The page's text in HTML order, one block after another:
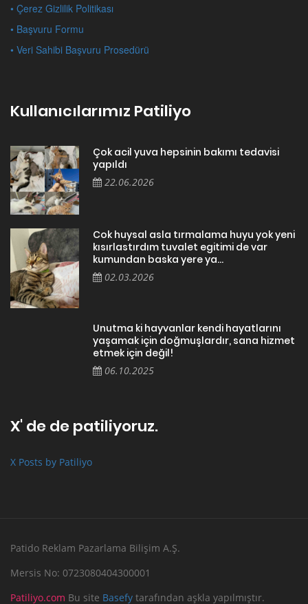
• Çerez Gizlilik Politikası
• Başvuru Formu
• Veri Sahibi Başvuru Prosedürü
Kullanıcılarımız Patiliyo
Çok acil yuva hepsinin bakımı tedavisi
yapıldı
22.06.2026
Cok huysal asla tırmalama huyu yok yeni
kısırlastırdım tuvalet egitimi de var
kumundan baska yere ya...
02.03.2026
Unutma ki hayvanlar kendi hayatlarını
yaşamak için doğmuşlardır, sana hizmet
etmek için değil!
06.10.2025
X' de de patiliyoruz.
X Posts by Patiliyo
Patido Reklam Pazarlama Bilişim A.Ş.
Mersis No: 0723080404300001
Patiliyo.com Bu site Basefy tarafından aşkla yapılmıştır.